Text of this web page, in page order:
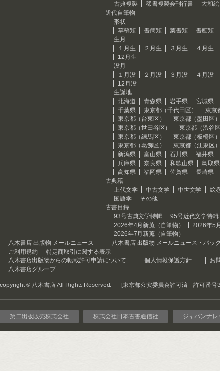
古典複製
稀書複製会刊行書
大和
近代自筆物
形状
草稿類
書簡類 葉書類
書画類
生月
１月生
２月生 ３月生
４月生
12月生
没月
１月没
２月没 ３月没
４月没
12月没
生誕地
北海道
青森県 岩手県
宮城県
千葉県
東京都（千代田区）
東京
東京都（台東区）
東京都（墨田区）
東京都（世田谷区）
東京都（渋谷
東京都（練馬区）
東京都（板橋区）
東京都（葛飾区）
東京都（江東区）
新潟県
富山県 石川県
福井県
兵庫県
奈良県 和歌山県
鳥取県
高知県
福岡県 佐賀県
長崎県
古典籍
上代文学
中古文学 中世文学
絵
国語学
その他
古書目録
93号古典文学特輯
95号近代文学特輯
2026年4月新蒐（自筆物）
2026年5
2026年7月新蒐（自筆物）
八木書店 出版物 メールニュース
八木書店 出版物 メールニュース・バッ
ご利用規約
特定商取引に関する表示
八木書店出版物からの転載許可申請について
個人情報保護方針
お
八木書店グループ
copyright © 八木書店 All Rights Reserved. [東京都公安委員会許可済 許可番号
第二出版販売株式会社 株式会社日本古書通信社 ジャパンナレ